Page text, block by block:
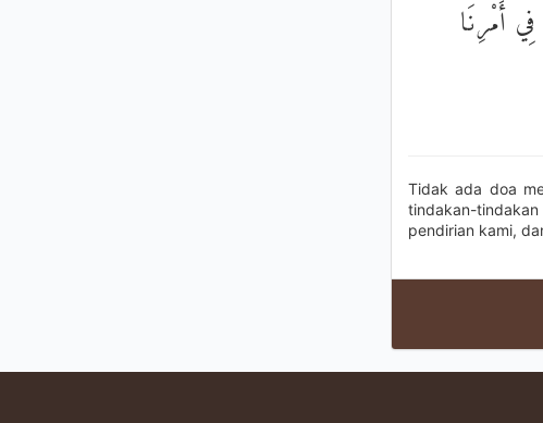
أَمْرِنَا
Tidak ada doa
tindakan-
pendirian kami,